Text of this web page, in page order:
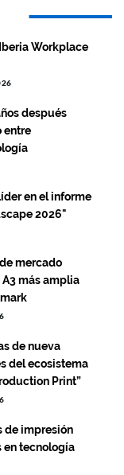
Workplace
después
entre
en el informe
2026"
mercado
más amplia
de nueva
del ecosistema
Print”
de impresión
en tecnología